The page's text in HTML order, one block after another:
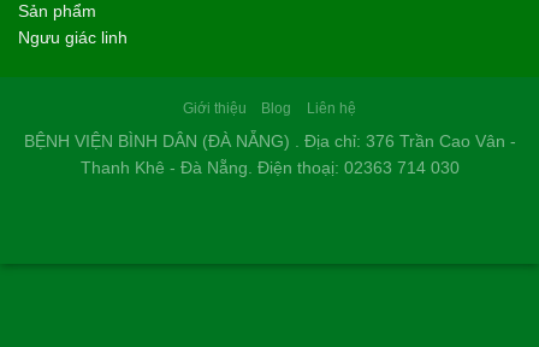
Sản phẩm
Ngưu giác linh
Giới thiệu Blog Liên hệ
BỆNH VIỆN BÌNH DÂN (ĐÀ NẴNG) . Địa chỉ: 376 Trần Cao Vân -
Thanh Khê - Đà Nẵng. Điện thoạị: 02363 714 030